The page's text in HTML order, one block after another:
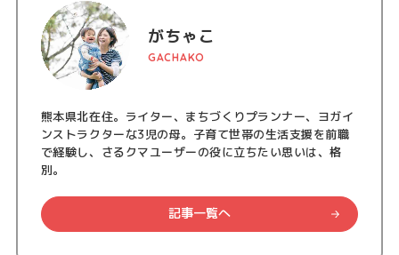
がちゃこ
GACHAKO
熊本県北在住。ライター、まちづくりプランナー、ヨガイ
ンストラクターな3児の母。子育て世帯の生活支援を前職
で経験し、さるクマユーザーの役に立ちたい思いは、格
別。
記事一覧へ